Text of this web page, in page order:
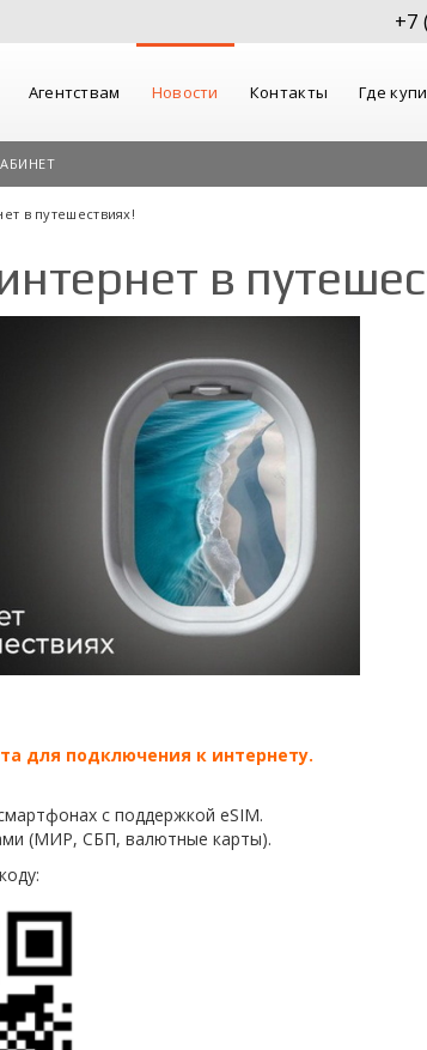
+7
Агентствам Новости Контакты Где
в путешествиях!
в
для подключения к интернету.
с поддержкой eSIM.
(МИР, СБП, валютные карты).